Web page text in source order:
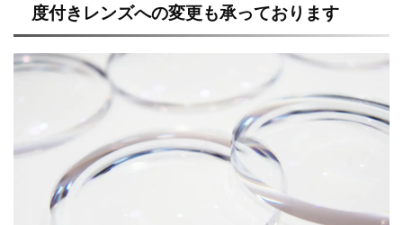
度付きレンズへの変更も承っております